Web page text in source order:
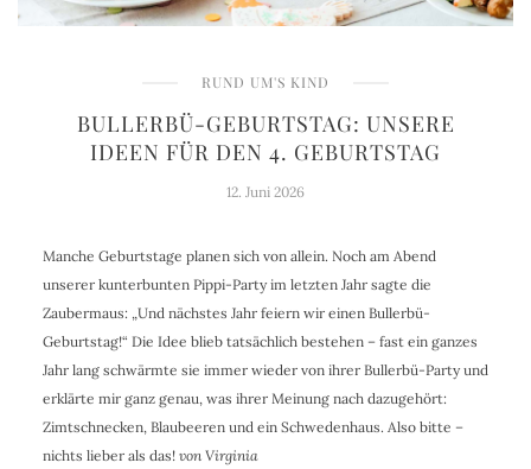
RUND UM'S KIND
BULLERBÜ-GEBURTSTAG: UNSERE
IDEEN FÜR DEN 4. GEBURTSTAG
12. Juni 2026
Manche Geburtstage planen sich von allein. Noch am Abend
unserer kunterbunten Pippi-Party im letzten Jahr sagte die
Zaubermaus: „Und nächstes Jahr feiern wir einen Bullerbü-
Geburtstag!“ Die Idee blieb tatsächlich bestehen – fast ein ganzes
Jahr lang schwärmte sie immer wieder von ihrer Bullerbü-Party und
erklärte mir ganz genau, was ihrer Meinung nach dazugehört:
Zimtschnecken, Blaubeeren und ein Schwedenhaus. Also bitte –
nichts lieber als das! von Virginia